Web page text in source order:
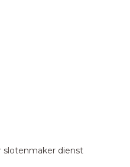
slotenmaker dienst